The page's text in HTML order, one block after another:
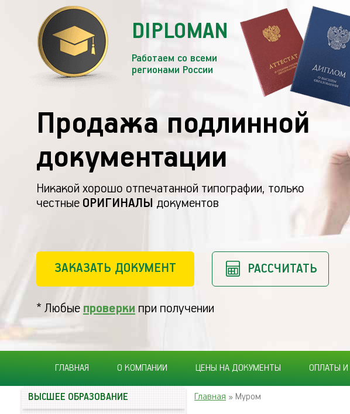
DIPLOMAN
Работаем со всеми
регионами России
Продажа подлинной
документации
Никакой хорошо отпечатанной типографии, только
честные ОРИГИНАЛЫ документов
ЗАКАЗАТЬ ДОКУМЕНТ РАССЧИТАТЬ
* Любые проверки при получении
ГЛАВНАЯ О КОМПАНИИ ЦЕНЫ НА ДОКУМЕНТЫ ОПЛАТЫ
Главная » Муром
ВЫСШЕЕ ОБРАЗОВАНИЕ